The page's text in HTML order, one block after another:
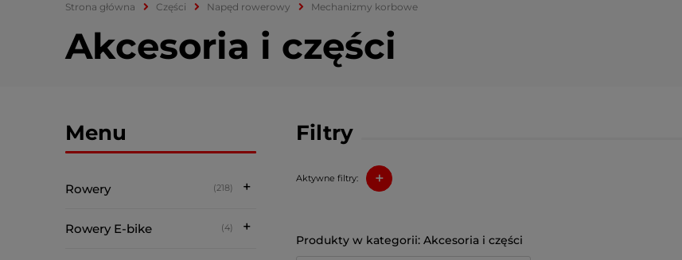
Strona główna Części Napęd rowerowy Mechanizmy korbowe
Akcesoria i części
Menu
Rowery (218)
Rowery E-bike (4)
Filtry
Aktywne filtry: +
Akcesoria i części